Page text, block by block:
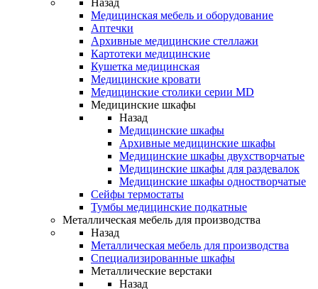
Назад
Медицинская мебель и оборудование
Аптечки
Архивные медицинские стеллажи
Картотеки медицинские
Кушетка медицинская
Медицинские кровати
Медицинские столики серии MD
Медицинские шкафы
Назад
Медицинские шкафы
Архивные медицинские шкафы
Медицинские шкафы двухстворчатые
Медицинские шкафы для раздевалок
Медицинские шкафы одностворчатые
Сейфы термостаты
Тумбы медицинские подкатные
Металлическая мебель для производства
Назад
Металлическая мебель для производства
Cпециализированные шкафы
Металлические верстаки
Назад